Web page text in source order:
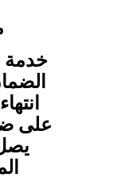
خدمة
على